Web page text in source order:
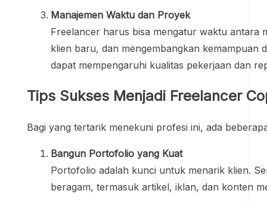
Manajemen Waktu dan Proyek
Freelancer harus bisa mengatur waktu antara
klien baru, dan mengembangkan kemampuan
dapat mempengaruhi kualitas pekerjaan dan
Tips Sukses Menjadi Freelancer
Bagi yang tertarik menekuni profesi ini, ada
Bangun Portofolio yang Kuat
Portofolio adalah kunci untuk menarik klien.
beragam, termasuk artikel, iklan, dan konten